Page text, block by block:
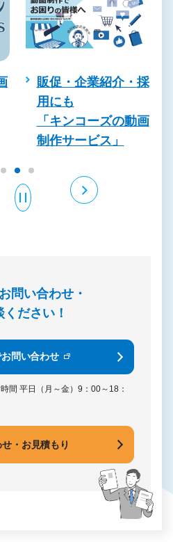
販促・企業紹介・採
用にも
「キンコーズの動画
制作サービス」
問い合わせ・
ください！
問い合わせ
間 平日（月～金）9：00～18：
・お見積もり